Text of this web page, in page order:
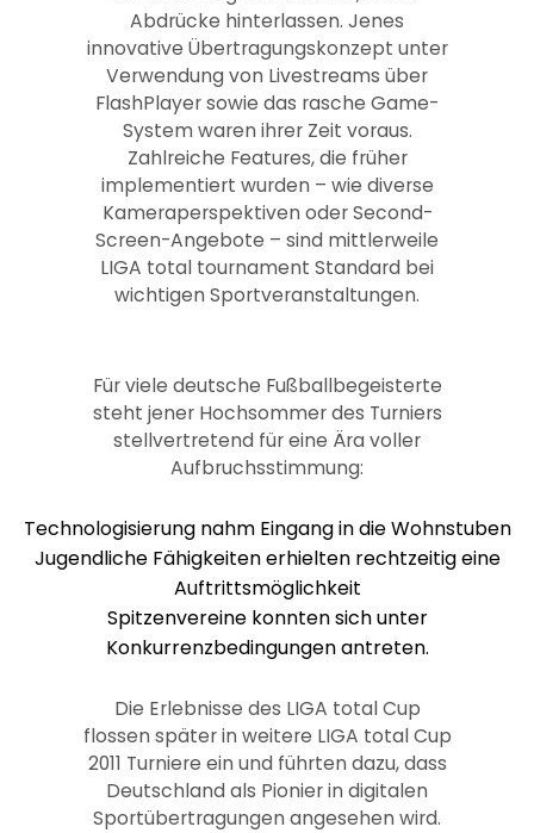
Abdrücke hinterlassen. Jenes
innovative Übertragungskonzept unter
Verwendung von Livestreams über
FlashPlayer sowie das rasche Game-
System waren ihrer Zeit voraus.
Zahlreiche Features, die früher
implementiert wurden – wie diverse
Kameraperspektiven oder Second-
Screen-Angebote – sind mittlerweile
LIGA total tournament Standard bei
wichtigen Sportveranstaltungen.
Für viele deutsche Fußballbegeisterte
steht jener Hochsommer des Turniers
stellvertretend für eine Ära voller
Aufbruchsstimmung:
Technologisierung nahm Eingang in die Wohnstuben
Jugendliche Fähigkeiten erhielten rechtzeitig eine
Auftrittsmöglichkeit
Spitzenvereine konnten sich unter
Konkurrenzbedingungen antreten.
Die Erlebnisse des LIGA total Cup
flossen später in weitere LIGA total Cup
2011 Turniere ein und führten dazu, dass
Deutschland als Pionier in digitalen
Sportübertragungen angesehen wird.